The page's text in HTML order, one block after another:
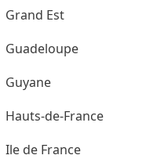
Grand Est
Guadeloupe
Guyane
Hauts-de-France
Ile de France